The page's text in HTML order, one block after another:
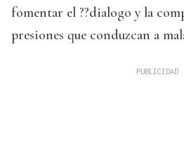
fomentar el ??dialogo y la
presiones que conduzcan a